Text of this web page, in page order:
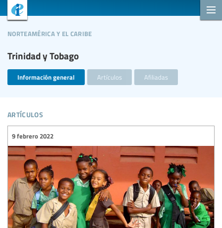
Trinidad y Tobago
norteamérica y el caribe
Información general Artículos Afiliadas
artículos
9 febrero 2022